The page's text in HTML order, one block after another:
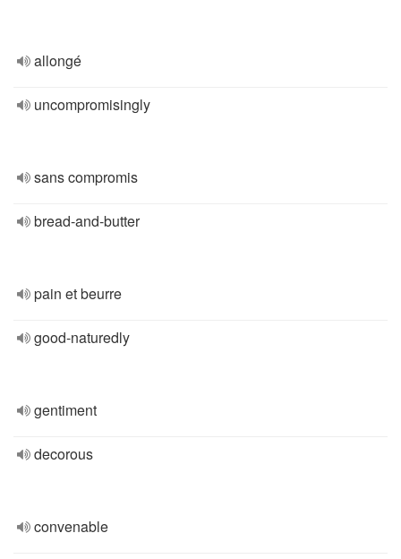
allongé
uncompromisingly
sans compromis
bread-and-butter
pain et beurre
good-naturedly
gentiment
decorous
convenable